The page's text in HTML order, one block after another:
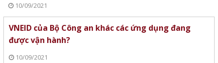
10/09/2021
VNEID của Bộ Công an khác các ứng dụng đang
được vận hành?
10/09/2021